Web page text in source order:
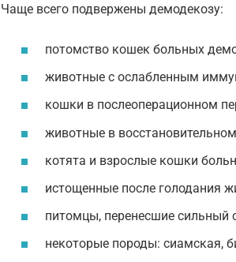
Чаще всего подвержены демодекозу:
потомство кошек больных
животные с ослабленным
кошки в послеоперационном
животные в
котята и взрослые кошки
истощенные после голодания
питомцы, перенесшие сильный
некоторые породы: сиамская,